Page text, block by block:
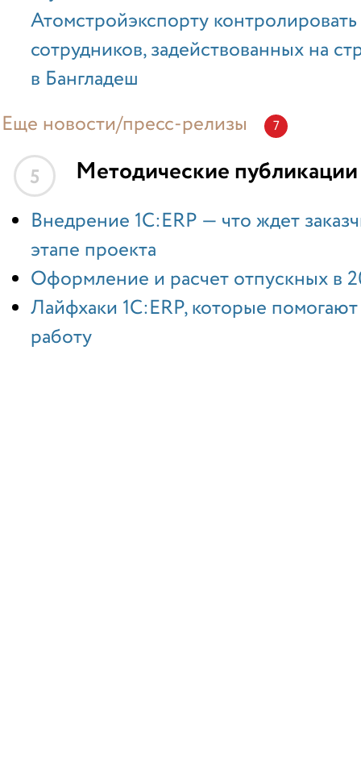
Атомстройэкспорту
сотрудников, задействованных на
в Бангладеш
Еще новости/пресс-релизы
7
5 Методические публикации
Внедрение 1С:ERP — что ждет
этапе проекта
Оформление и расчет отпускных в
Лайфхаки 1С:ERP, которые
работу